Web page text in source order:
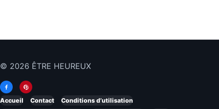
© 2026 ÊTRE HEUREUX
Accueil Contact Conditions d’utilisation